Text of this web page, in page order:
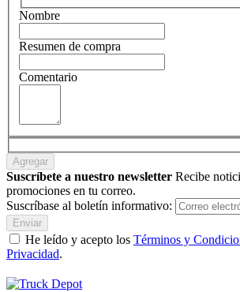
Nombre
Resumen de compra
Comentario
Agregar
Suscríbete a nuestro newsletter Recibe
promociones en tu correo.
Suscríbase al boletín informativo:
Enviar
He leído y acepto los Términos y
Privacidad.